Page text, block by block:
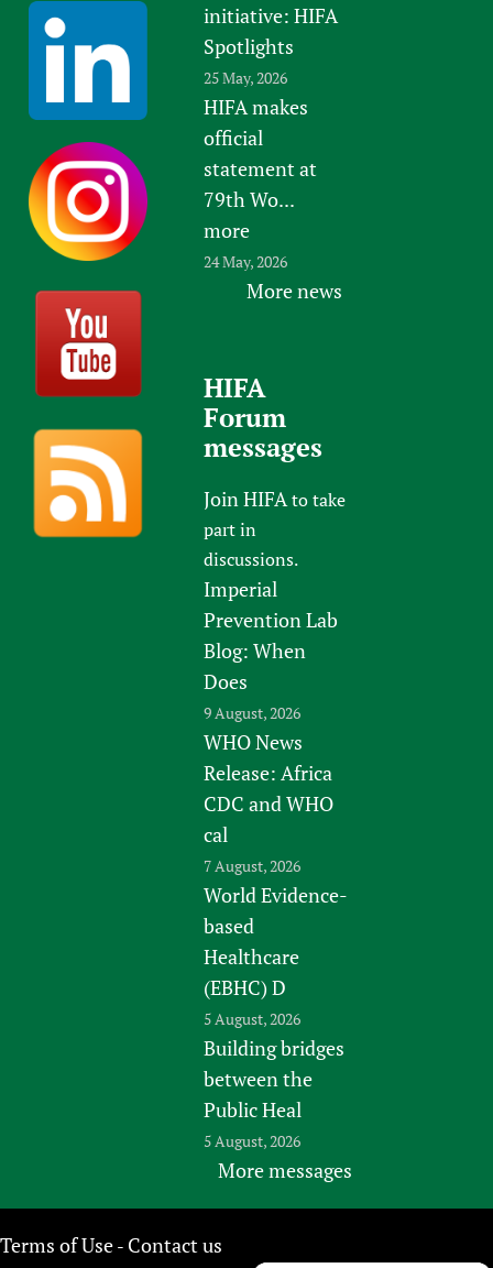
initiative: HIFA
Spotlights
25 May, 2026
HIFA makes
official
statement at
79th Wo...
more
24 May, 2026
More news
HIFA
Forum
messages
Join HIFAto take
part in
discussions.
Imperial
Prevention Lab
Blog: When
Does
9 August, 2026
WHO News
Release: Africa
CDC and WHO
cal
7 August, 2026
World Evidence-
based
Healthcare
(EBHC) D
5 August, 2026
Building bridges
between the
Public Heal
5 August, 2026
More messages
Terms of Use- Contact us